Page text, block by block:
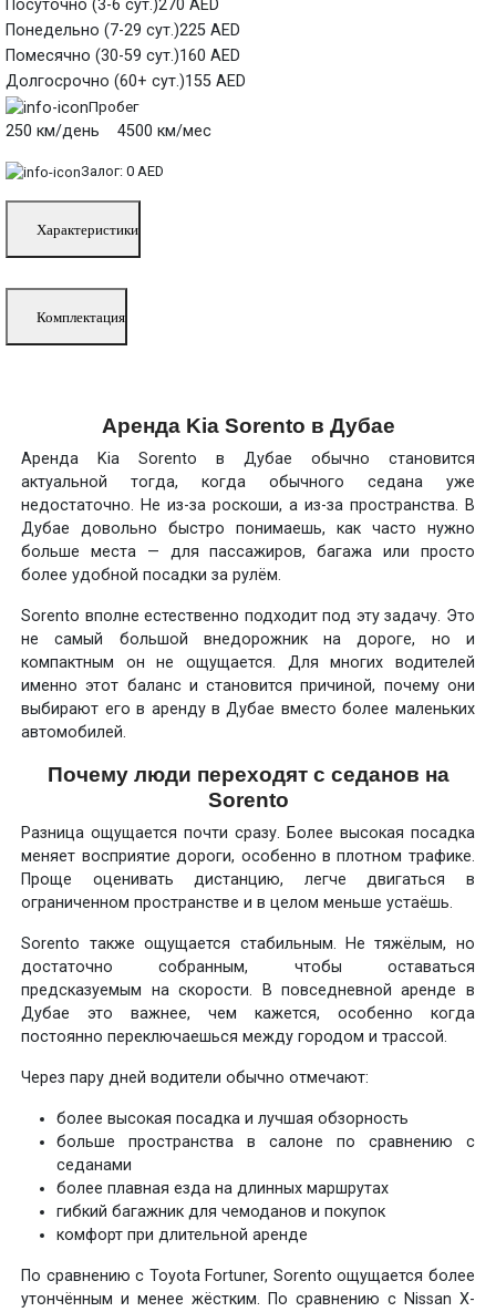
Посуточно (3-6 сут.)270 AED
Понедельно (7-29 сут.)225 AED
Помесячно (30-59 сут.)160 AED
Долгосрочно (60+ сут.)155 AED
Пробег
250 км/день 4500 км/мес
Залог:0 AED
Характеристики
Комплектация
Аренда Kia Sorento в Дубае
Аренда Kia Sorento в Дубае обычно становится
актуальной тогда, когда обычного седана уже
недостаточно. Не из-за роскоши, а из-за пространства. В
Дубае довольно быстро понимаешь, как часто нужно
больше места — для пассажиров, багажа или просто
более удобной посадки за рулём.
Sorento вполне естественно подходит под эту задачу. Это
не самый большой внедорожник на дороге, но и
компактным он не ощущается. Для многих водителей
именно этот баланс и становится причиной, почему они
выбирают его в аренду в Дубае вместо более маленьких
автомобилей.
Почему люди переходят с седанов на
Sorento
Разница ощущается почти сразу. Более высокая посадка
меняет восприятие дороги, особенно в плотном трафике.
Проще оценивать дистанцию, легче двигаться в
ограниченном пространстве и в целом меньше устаёшь.
Sorento также ощущается стабильным. Не тяжёлым, но
достаточно собранным, чтобы оставаться
предсказуемым на скорости. В повседневной аренде в
Дубае это важнее, чем кажется, особенно когда
постоянно переключаешься между городом и трассой.
Через пару дней водители обычно отмечают:
более высокая посадка и лучшая обзорность
больше пространства в салоне по сравнению с
седанами
более плавная езда на длинных маршрутах
гибкий багажник для чемоданов и покупок
комфорт при длительной аренде
По сравнению с Toyota Fortuner, Sorento ощущается более
утончённым и менее жёстким. По сравнению с Nissan X-